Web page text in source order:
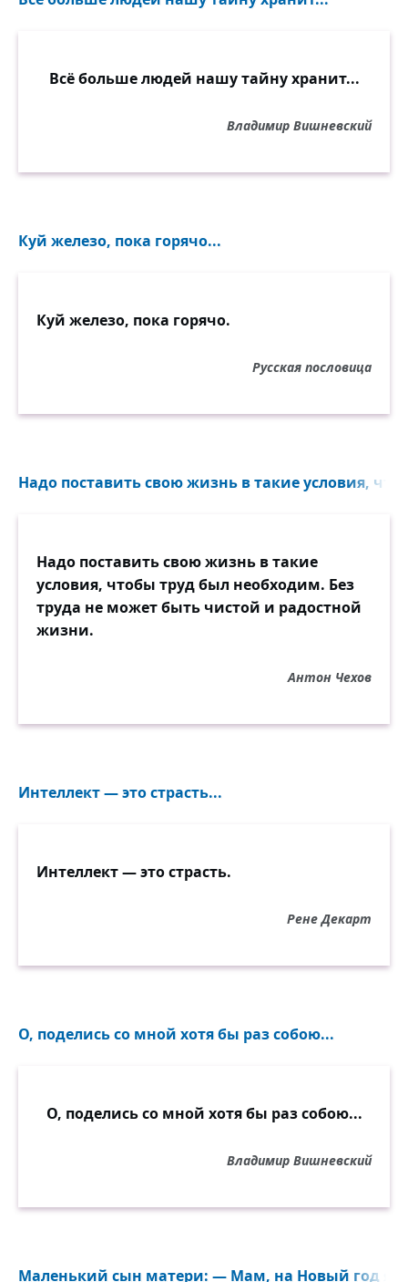
Всё больше людей нашу тайну хранит...
Владимир Вишневский
Куй железо, пока горячо...
Куй железо, пока горячо.
Русская пословица
Надо поставить свою жизнь в такие условия,
Надо поставить свою жизнь в такие
условия, чтобы труд был необходим. Без
труда не может быть чистой и радостной
жизни.
Антон Чехов
Интеллект — это страсть...
Интеллект — это страсть.
Рене Декарт
О, поделись со мной хотя бы раз собою...
О, поделись со мной хотя бы раз собою...
Владимир Вишневский
Маленький сын матери: — Мам, на Новый год я